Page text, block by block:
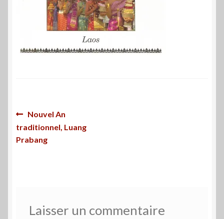
Navigation
de
Article
précédent :
Nouvel An
traditionnel, Luang
Prabang
Laisser un commentaire